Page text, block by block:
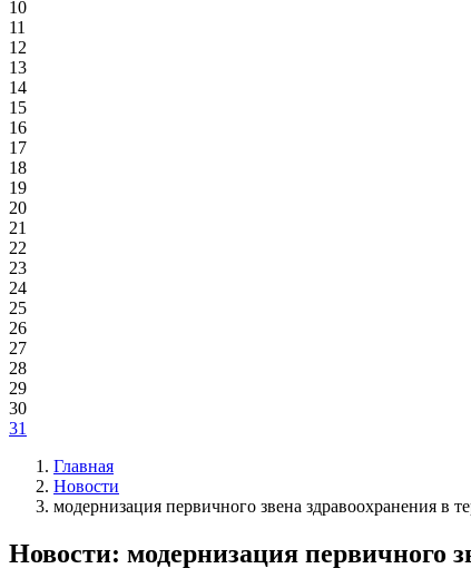
10
11
12
13
14
15
16
17
18
19
20
21
22
23
24
25
26
27
28
29
30
31
Главная
Новости
модернизация первичного звена здравоохранения в
Новости: модернизация первичного